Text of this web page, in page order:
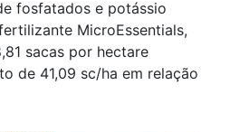
fosfatados e potássio
MicroEssentials,
sacas por hectare
de 41,09 sc/ha em relação